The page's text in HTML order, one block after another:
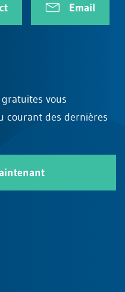
Email
vous
courant des dernières